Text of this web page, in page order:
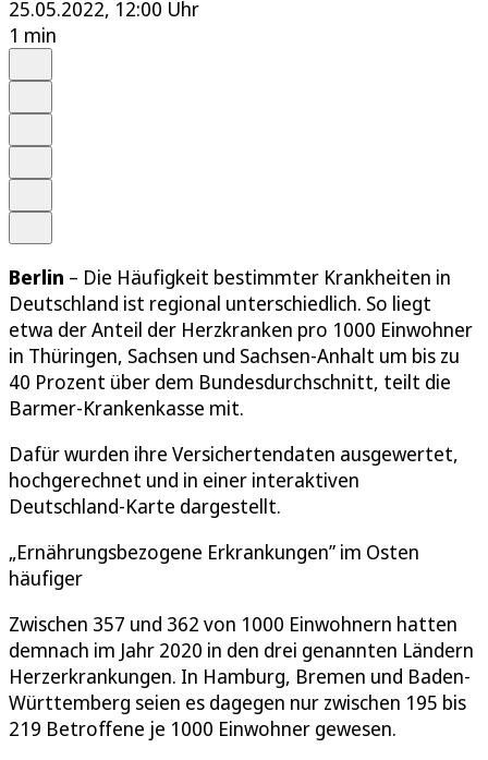
25.05.2022, 12:00 Uhr
1 min
Berlin – Die Häufigkeit bestimmter Krankheiten in
Deutschland ist regional unterschiedlich. So liegt
etwa der Anteil der Herzkranken pro 1000 Einwohner
in Thüringen, Sachsen und Sachsen-Anhalt um bis zu
40 Prozent über dem Bundesdurchschnitt, teilt die
Barmer-Krankenkasse mit.
Dafür wurden ihre Versichertendaten ausgewertet,
hochgerechnet und in einer interaktiven
Deutschland-Karte dargestellt.
„Ernährungsbezogene Erkrankungen” im Osten
häufiger
Zwischen 357 und 362 von 1000 Einwohnern hatten
demnach im Jahr 2020 in den drei genannten Ländern
Herzerkrankungen. In Hamburg, Bremen und Baden-
Württemberg seien es dagegen nur zwischen 195 bis
219 Betroffene je 1000 Einwohner gewesen.